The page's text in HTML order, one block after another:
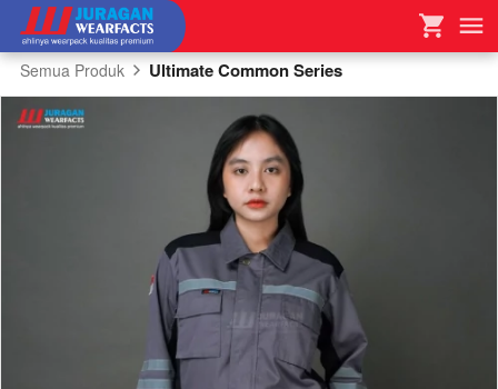
Semua Produk Ultimate Common Series